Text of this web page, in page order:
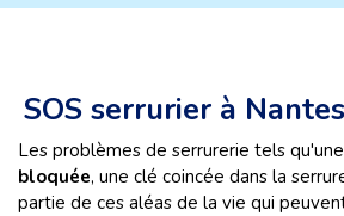
SOS serrurier à
Les problèmes de serrurerie tels qu'une
bloquée, une clé coincée dans la
partie de ces aléas de la vie qui